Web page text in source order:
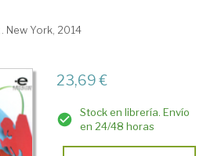
New York, 2014
23,69 €
Stock en librería. Envío
en 24/48 horas